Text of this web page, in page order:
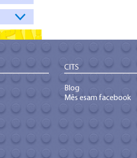
CITS
Blog
Mēs esam facebook